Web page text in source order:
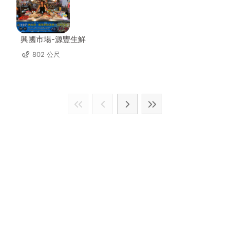
興國市場-源豐生鮮
802 公尺